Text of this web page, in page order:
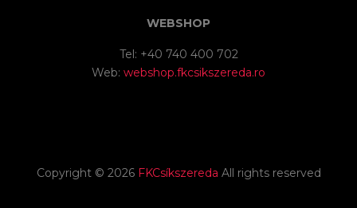
WEBSHOP
Tel: +40 740 400 702
Web: webshop.fkcsikszereda.ro
Copyright © 2026 FKCsíkszereda All rights reserved